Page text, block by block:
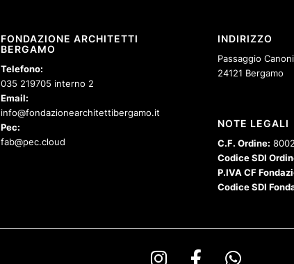
FONDAZIONE ARCHITETTI
BERGAMO
Telefono:
035 219705 interno 2
Email:
info@fondazionearchitettibergamo.it
Pec:
fab@pec.cloud
INDIRIZZO
Passaggio
24121 Bergamo
NOTE LEGALI
C.F. Ordine:
Codice SDI
P.IVA CF
Codice SDI